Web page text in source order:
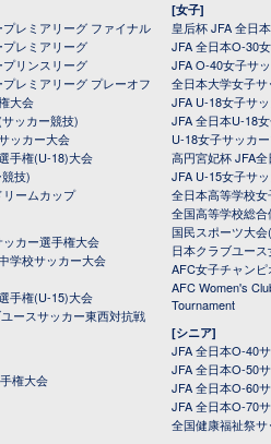
レミアリーグ ファイナル
レミアリーグ
リンスリーグ
レミアリーグ プレーオフ
大会
ッカー競技)
ッカー大会
手権(U-18)大会
技)
ームカップ
カー選手権大会
学校サッカー大会
手権(U-15)大会
ースサッカー東西対抗戦
権大会
[女子]
皇后杯 JFA 全日
JFA 全日本O-30
JFA O-40女子サ
全日本大学女子
JFA U-18女子サ
JFA 全日本U-18
U-18女子サッカ
高円宮妃杯 JFA
JFA U-15女子サ
全日本高等学校
全国高等学校総
国民スポーツ大
日本クラブユース
AFC女子チャン
AFC Women's
Tournament
[シニア]
JFA 全日本O-40
JFA 全日本O-50
JFA 全日本O-60
JFA 全日本O-70
全国健康福祉祭